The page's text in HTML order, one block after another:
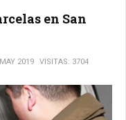
en San
2019 VISITAS: 3704